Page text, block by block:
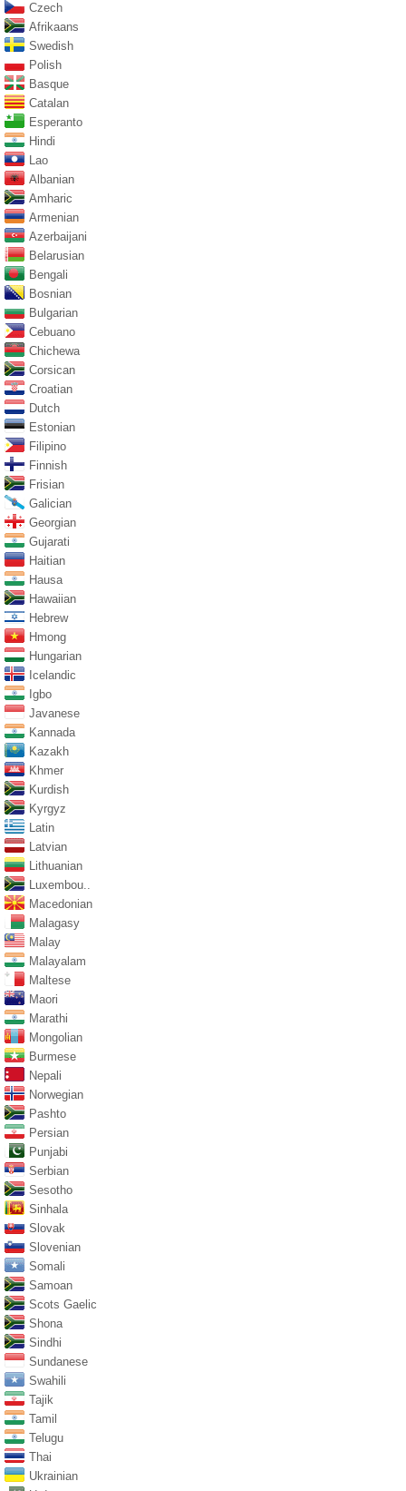
Czech
Afrikaans
Swedish
Polish
Basque
Catalan
Esperanto
Hindi
Lao
Albanian
Amharic
Armenian
Azerbaijani
Belarusian
Bengali
Bosnian
Bulgarian
Cebuano
Chichewa
Corsican
Croatian
Dutch
Estonian
Filipino
Finnish
Frisian
Galician
Georgian
Gujarati
Haitian
Hausa
Hawaiian
Hebrew
Hmong
Hungarian
Icelandic
Igbo
Javanese
Kannada
Kazakh
Khmer
Kurdish
Kyrgyz
Latin
Latvian
Lithuanian
Luxembou..
Macedonian
Malagasy
Malay
Malayalam
Maltese
Maori
Marathi
Mongolian
Burmese
Nepali
Norwegian
Pashto
Persian
Punjabi
Serbian
Sesotho
Sinhala
Slovak
Slovenian
Somali
Samoan
Scots Gaelic
Shona
Sindhi
Sundanese
Swahili
Tajik
Tamil
Telugu
Thai
Ukrainian